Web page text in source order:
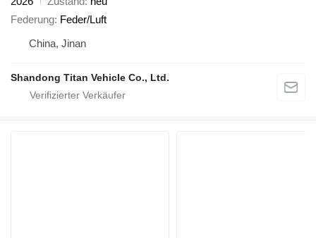
Federung Feder/Luft
China, Jinan
Shandong Titan Vehicle Co., Ltd.